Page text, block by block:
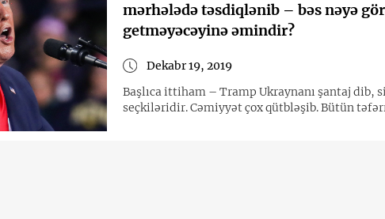
mərhələdə təsdiqlənib – bəs nəyə
getməyəcəyinə əmindir?
Dekabr 19, 2019
Başlıca ittiham – Tramp Ukraynanı şantaj dib,
seçkiləridir. Cəmiyyət çox qütbləşib. Bütün